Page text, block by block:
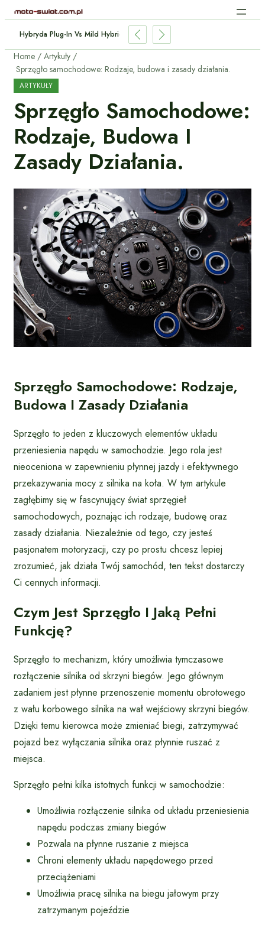
Aut Elektrycznych: Jak Działa Bez Kabli?
Home
Artykuły
Sprzęgło samochodowe: Rodzaje, budowa i zasady działania.
ARTYKUŁY
Sprzęgło Samochodowe:
Rodzaje, Budowa I
Zasady Działania.
Sprzęgło Samochodowe: Rodzaje,
Budowa I Zasady Działania
Sprzęgło to jeden z kluczowych elementów układu
przeniesienia napędu w samochodzie. Jego rola jest
nieoceniona w zapewnieniu płynnej jazdy i efektywnego
przekazywania mocy z silnika na koła. W tym artykule
zagłębimy się w fascynujący świat sprzęgieł
samochodowych, poznając ich rodzaje, budowę oraz
zasady działania. Niezależnie od tego, czy jesteś
pasjonatem motoryzacji, czy po prostu chcesz lepiej
zrozumieć, jak działa Twój samochód, ten tekst dostarczy
Ci cennych informacji.
Czym Jest Sprzęgło I Jaką Pełni
Funkcję?
Sprzęgło to mechanizm, który umożliwia tymczasowe
rozłączenie silnika od skrzyni biegów. Jego głównym
zadaniem jest płynne przenoszenie momentu obrotowego
z wału korbowego silnika na wał wejściowy skrzyni biegów.
Dzięki temu kierowca może zmieniać biegi, zatrzymywać
pojazd bez wyłączania silnika oraz płynnie ruszać z
miejsca.
Sprzęgło pełni kilka istotnych funkcji w samochodzie:
Umożliwia rozłączenie silnika od układu przeniesienia
napędu podczas zmiany biegów
Pozwala na płynne ruszanie z miejsca
Chroni elementy układu napędowego przed
przeciążeniami
Umożliwia pracę silnika na biegu jałowym przy
zatrzymanym pojeździe